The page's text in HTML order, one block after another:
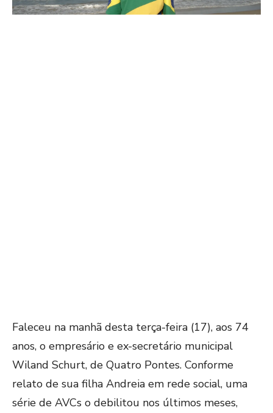
Faleceu na manhã desta terça-feira (17), aos 74
anos, o empresário e ex-secretário municipal
Wiland Schurt, de Quatro Pontes. Conforme
relato de sua filha Andreia em rede social, uma
série de AVCs o debilitou nos últimos meses,